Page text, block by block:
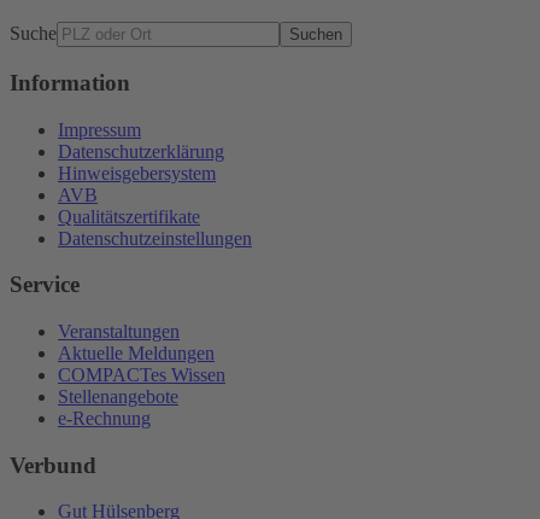
Suche Suchen
Information
Impressum
Datenschutzerklärung
Hinweisgebersystem
AVB
Qualitätszertifikate
Datenschutzeinstellungen
Service
Veranstaltungen
Aktuelle Meldungen
COMPACTes Wissen
Stellenangebote
e-Rechnung
Verbund
Gut Hülsenberg